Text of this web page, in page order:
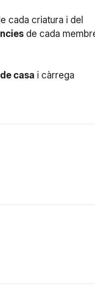
cada criatura i del
de cada
casa i càrrega